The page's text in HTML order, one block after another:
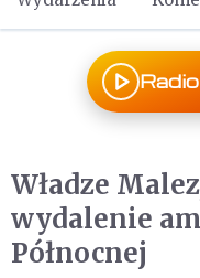
Władze
wydalenie
Północnej